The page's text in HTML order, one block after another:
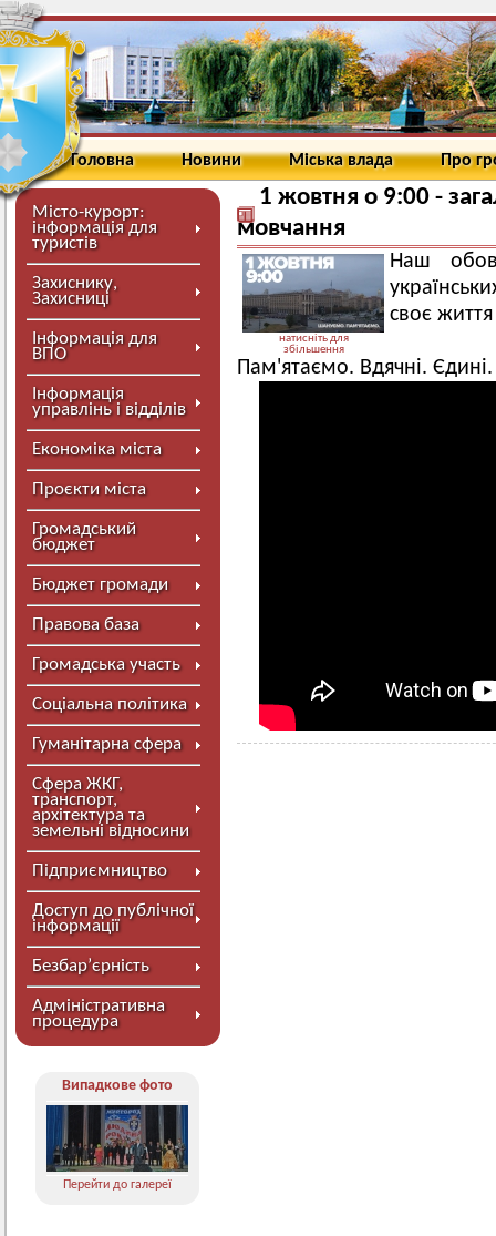
Головна Новини Міська влада Про
Місто-курорт:
інформація для
туристів
Захиснику,
Захисниці
Інформація для
ВПО
Інформація
управлінь і відділів
Економіка міста
Проєкти міста
Громадський
бюджет
Бюджет громади
Правова база
Громадська участь
Соціальна політика
Гуманітарна сфера
Сфера ЖКГ,
транспорт,
архітектура та
земельні відносини
Підприємництво
Доступ до публічної
інформації
Безбар’єрність
Адміністративна
процедура
Випадкове фото
Перейти до галереї
1 жовтня о 9:00 -
мовчання
натисніть для
збільшення
Наш
своє
Пам'ятаємо. Вдячні. Єдині.